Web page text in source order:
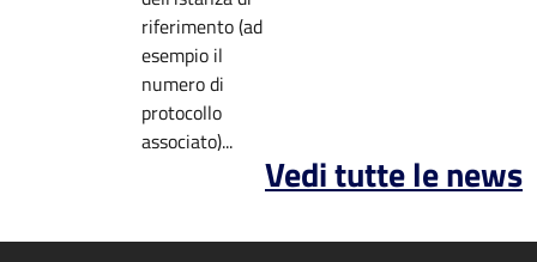
riferimento (ad
esempio il
numero di
protocollo
associato)...
Vedi tutte le news